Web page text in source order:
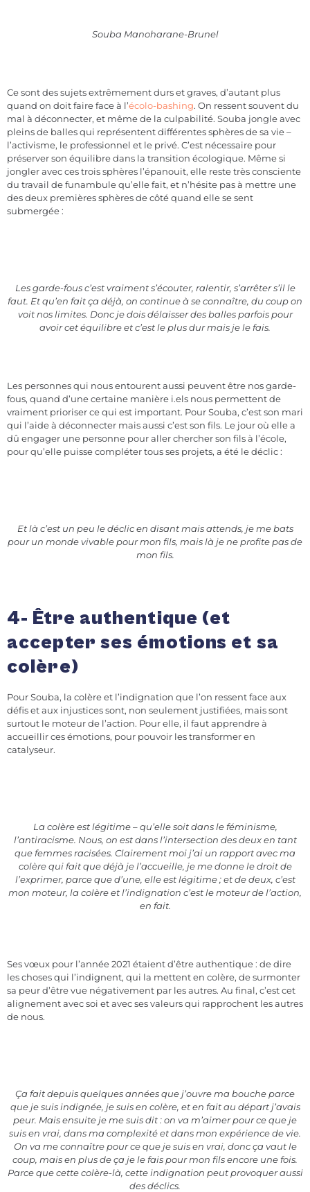
Souba Manoharane-Brunel
Ce sont des sujets extrêmement durs et graves, d’autant plus
quand on doit faire face à l’écolo-bashing. On ressent souvent du
mal à déconnecter, et même de la culpabilité. Souba jongle avec
pleins de balles qui représentent différentes sphères de sa vie –
l’activisme, le professionnel et le privé. C’est nécessaire pour
préserver son équilibre dans la transition écologique. Même si
jongler avec ces trois sphères l’épanouit, elle reste très consciente
du travail de funambule qu’elle fait, et n’hésite pas à mettre une
des deux premières sphères de côté quand elle se sent
submergée :
Les garde-fous c’est vraiment s’écouter, ralentir, s’arrêter s’il le
faut. Et qu’en fait ça déjà, on continue à se connaître, du coup on
voit nos limites. Donc je dois délaisser des balles parfois pour
avoir cet équilibre et c’est le plus dur mais je le fais.
Les personnes qui nous entourent aussi peuvent être nos garde-
fous, quand d’une certaine manière i.els nous permettent de
vraiment prioriser ce qui est important. Pour Souba, c’est son mari
qui l’aide à déconnecter mais aussi c’est son fils. Le jour où elle a
dû engager une personne pour aller chercher son fils à l’école,
pour qu’elle puisse compléter tous ses projets, a été le déclic :
Et là c’est un peu le déclic en disant mais attends, je me bats
pour un monde vivable pour mon fils, mais là je ne profite pas de
mon fils.
4- Être authentique (et
accepter ses émotions et sa
colère)
Pour Souba, la colère et l’indignation que l’on ressent face aux
défis et aux injustices sont, non seulement justifiées, mais sont
surtout le moteur de l’action. Pour elle, il faut apprendre à
accueillir ces émotions, pour pouvoir les transformer en
catalyseur.
La colère est légitime – qu’elle soit dans le féminisme,
l’antiracisme. Nous, on est dans l’intersection des deux en tant
que femmes racisées. Clairement moi j’ai un rapport avec ma
colère qui fait que déjà je l’accueille, je me donne le droit de
l’exprimer, parce que d’une, elle est légitime ; et de deux, c’est
mon moteur, la colère et l’indignation c’est le moteur de l’action,
en fait.
Ses vœux pour l’année 2021 étaient d’être authentique : de dire
les choses qui l’indignent, qui la mettent en colère, de surmonter
sa peur d’être vue négativement par les autres. Au final, c’est cet
alignement avec soi et avec ses valeurs qui rapprochent les autres
de nous.
Ça fait depuis quelques années que j’ouvre ma bouche parce
que je suis indignée, je suis en colère, et en fait au départ j’avais
peur. Mais ensuite je me suis dit : on va m’aimer pour ce que je
suis en vrai, dans ma complexité et dans mon expérience de vie.
On va me connaître pour ce que je suis en vrai, donc ça vaut le
coup, mais en plus de ça je le fais pour mon fils encore une fois.
Parce que cette colère-là, cette indignation peut provoquer aussi
des déclics.